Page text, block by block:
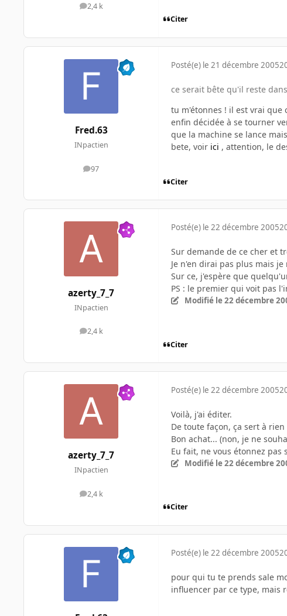
2,4 k
messages
Citer
Fred.63
INpactien
97
messages
Posté(e) le 21 décembre 2005
ce serait bête qu'il reste
tu m'étonnes ! il est vrai que
enfin décidée à se tourner
que la machine se lance
bete, voir ici , attention, le
Citer
azerty_7_7
INpactien
2,4 k
messages
Posté(e) le 22 décembre 2005
Sur demande de ce cher et
Je n'en dirai pas plus mais
Sur ce, j'espère que
PS : le premier qui voit pas
Modifié le 22 décembre
Citer
azerty_7_7
INpactien
2,4 k
messages
Posté(e) le 22 décembre 2005
Voilà, j'ai éditer.
De toute façon, ça sert à
Bon achat... (non, je ne
Eu fait, ne vous étonnez pas
Modifié le 22 décembre
Citer
Posté(e) le 22 décembre 2005
pour qui tu te prends sale
influencer par ce type, mais